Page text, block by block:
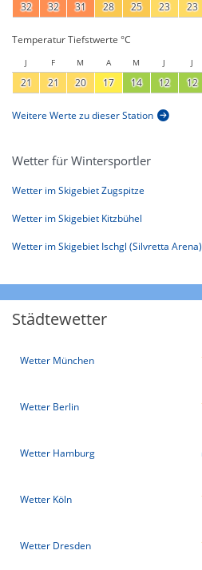
32 32 31 28 25 23 23
Temperatur Tiefstwerte °C
J F M A M J J
21 21 20 17 14 12 12
Weitere Werte zu dieser Station
Wetter für Wintersportler
Wetter im Skigebiet Zugspitze
Wetter im Skigebiet Kitzbühel
Wetter im Skigebiet Ischgl (Silvretta Arena)
Städtewetter
Wetter München
Wetter Berlin
Wetter Hamburg
Wetter Köln
Wetter Dresden